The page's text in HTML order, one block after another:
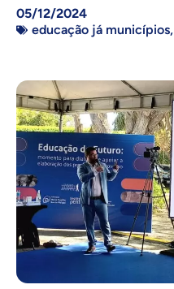
05/12/2024
educação já municípios,